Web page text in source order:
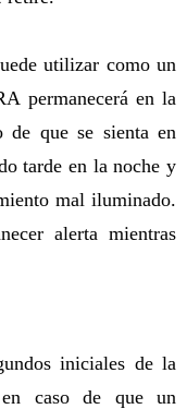
utilizar como un
permanecerá en la
de que se sienta en
tarde en la noche y
mal iluminado.
alerta mientras
iniciales de la
caso de que un